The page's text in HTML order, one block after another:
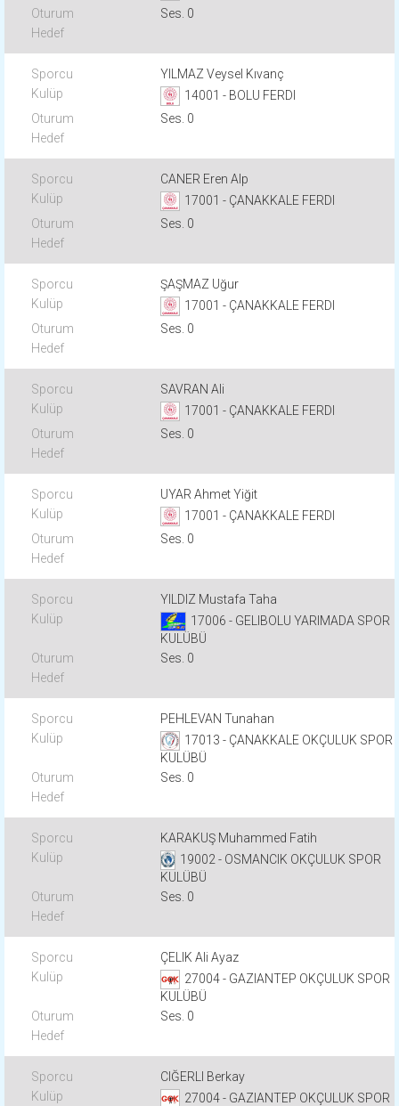
Ses. 0
YILMAZ Veysel Kıvanç
14001 - BOLU FERDI
Ses. 0
CANER Eren Alp
17001 - ÇANAKKALE FERDI
Ses. 0
ŞAŞMAZ Uğur
17001 - ÇANAKKALE FERDI
Ses. 0
SAVRAN Ali
17001 - ÇANAKKALE FERDI
Ses. 0
UYAR Ahmet Yiğit
17001 - ÇANAKKALE FERDI
Ses. 0
YILDIZ Mustafa Taha
17006 - GELIBOLU YARIMADA SPOR
KULÜBÜ
Ses. 0
PEHLEVAN Tunahan
17013 - ÇANAKKALE OKÇULUK SPOR
KULÜBÜ
Ses. 0
KARAKUŞ Muhammed Fatih
19002 - OSMANCIK OKÇULUK SPOR
KULÜBÜ
Ses. 0
ÇELIK Ali Ayaz
27004 - GAZIANTEP OKÇULUK SPOR
KULÜBÜ
Ses. 0
CIĞERLI Berkay
27004 - GAZIANTEP OKÇULUK SPOR